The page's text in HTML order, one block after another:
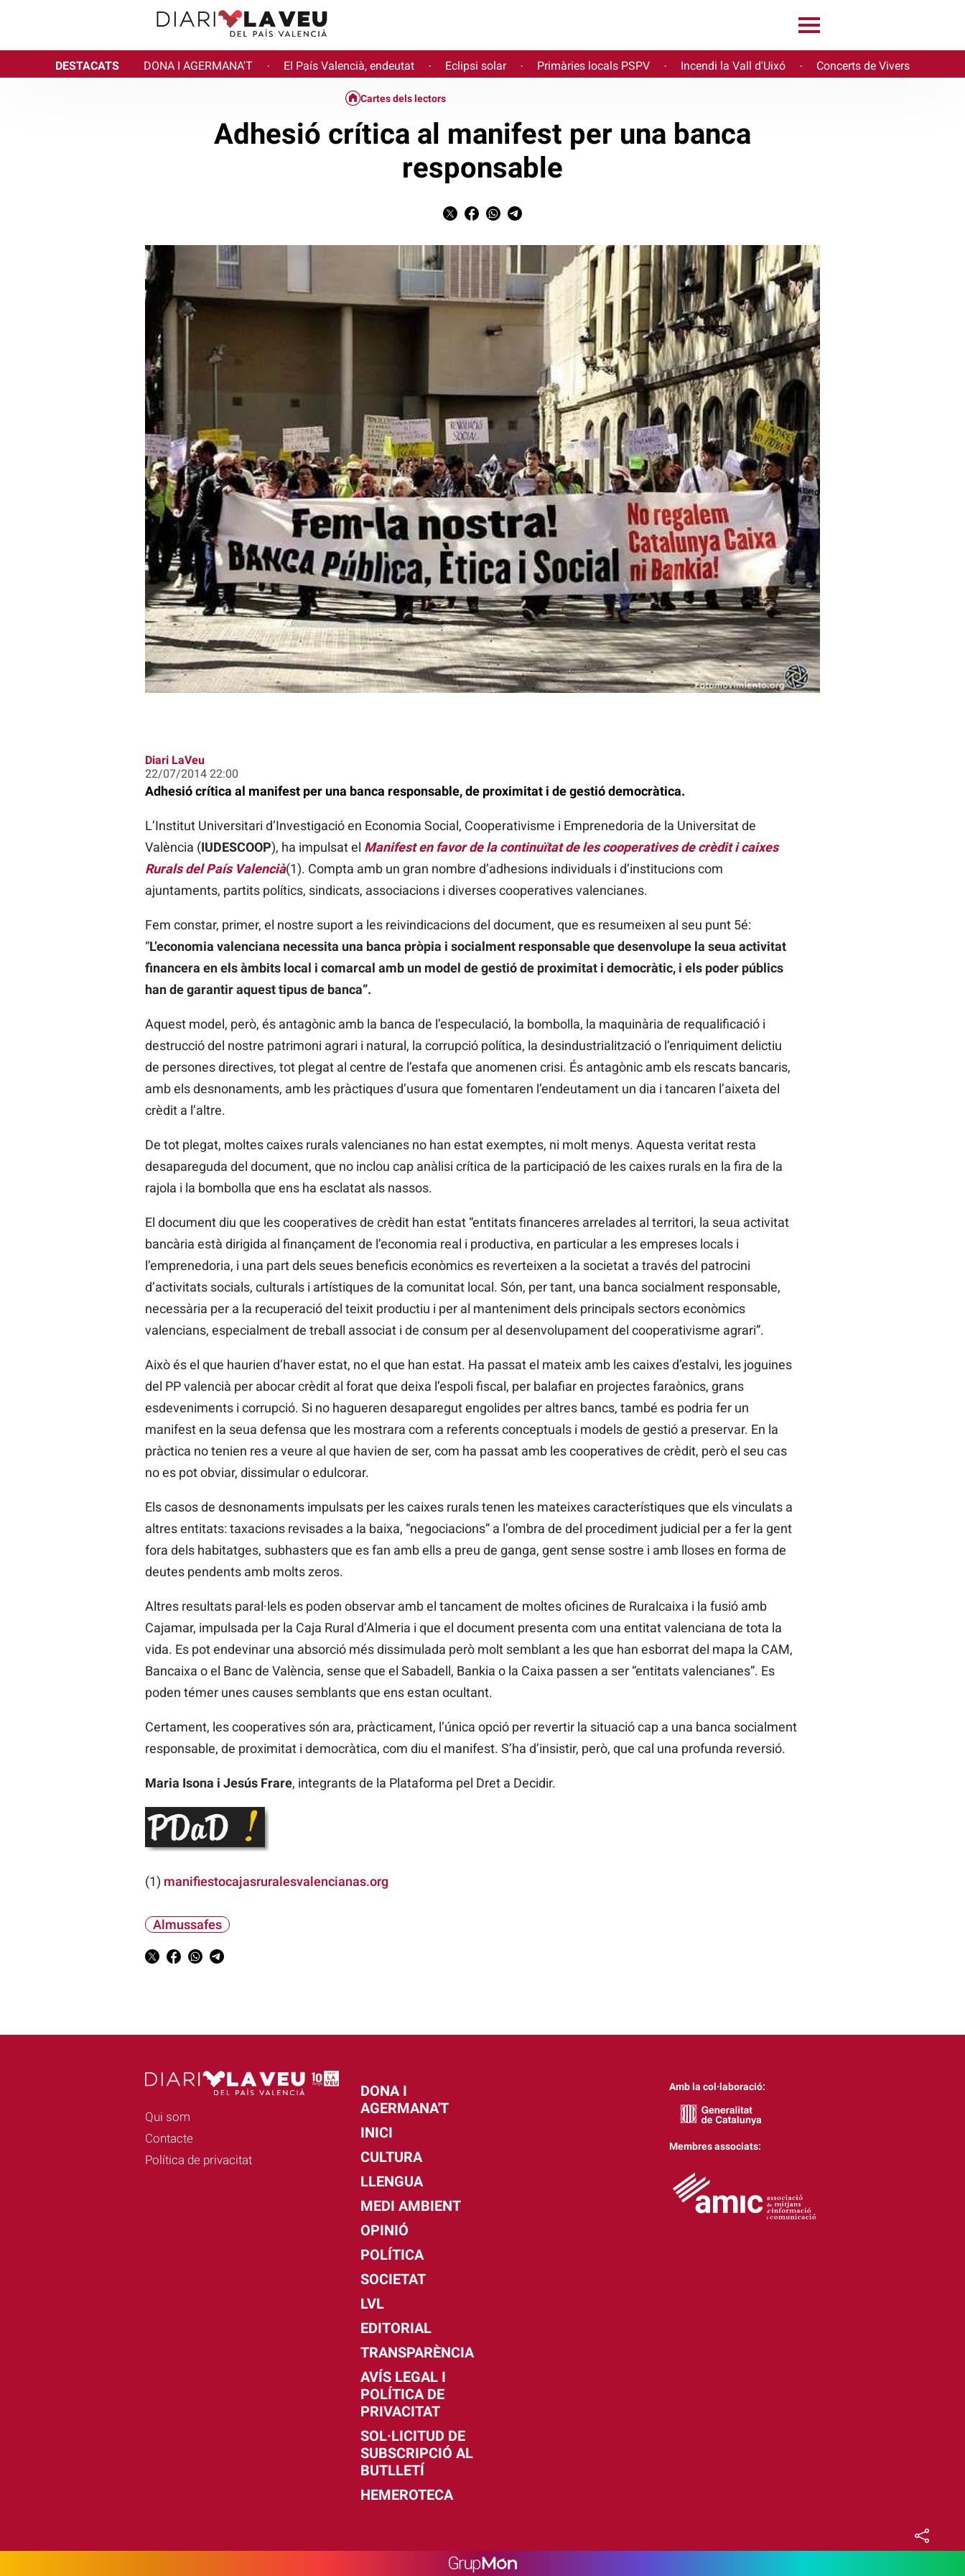
DESTACATS DONA I AGERMANA'T · El País Valencià, endeutat · Eclipsi solar · Primàries locals PSPV · Incendi la Vall d'Uixó · Concerts de Vivers
Cartes dels lectors
Adhesió crítica al manifest per una banca
responsable
Diari LaVeu
22/07/2014 22:00
Adhesió crítica al manifest per una banca responsable, de proximitat i de gestió democràtica.
L’Institut Universitari d’Investigació en Economia Social, Cooperativisme i Emprenedoria de la Universitat de
València (IUDESCOOP), ha impulsat el Manifest en favor de la continuïtat de les cooperatives de crèdit i caixes
Rurals del País Valencià(1). Compta amb un gran nombre d’adhesions individuals i d’institucions com
ajuntaments, partits polítics, sindicats, associacions i diverses cooperatives valencianes.
Fem constar, primer, el nostre suport a les reivindicacions del document, que es resumeixen al seu punt 5é:
“L’economia valenciana necessita una banca pròpia i socialment responsable que desenvolupe la seua activitat
financera en els àmbits local i comarcal amb un model de gestió de proximitat i democràtic, i els poder públics
han de garantir aquest tipus de banca”.
Aquest model, però, és antagònic amb la banca de l’especulació, la bombolla, la maquinària de requalificació i
destrucció del nostre patrimoni agrari i natural, la corrupció política, la desindustrialització o l’enriquiment delictiu
de persones directives, tot plegat al centre de l’estafa que anomenen crisi. És antagònic amb els rescats bancaris,
amb els desnonaments, amb les pràctiques d’usura que fomentaren l’endeutament un dia i tancaren l’aixeta del
crèdit a l’altre.
De tot plegat, moltes caixes rurals valencianes no han estat exemptes, ni molt menys. Aquesta veritat resta
desapareguda del document, que no inclou cap anàlisi crítica de la participació de les caixes rurals en la fira de la
rajola i la bombolla que ens ha esclatat als nassos.
El document diu que les cooperatives de crèdit han estat “entitats financeres arrelades al territori, la seua activitat
bancària està dirigida al finançament de l’economia real i productiva, en particular a les empreses locals i
l’emprenedoria, i una part dels seues beneficis econòmics es reverteixen a la societat a través del patrocini
d’activitats socials, culturals i artístiques de la comunitat local. Són, per tant, una banca socialment responsable,
necessària per a la recuperació del teixit productiu i per al manteniment dels principals sectors econòmics
valencians, especialment de treball associat i de consum per al desenvolupament del cooperativisme agrari”.
Això és el que haurien d’haver estat, no el que han estat. Ha passat el mateix amb les caixes d’estalvi, les joguines
del PP valencià per abocar crèdit al forat que deixa l’espoli fiscal, per balafiar en projectes faraònics, grans
esdeveniments i corrupció. Si no hagueren desaparegut engolides per altres bancs, també es podria fer un
manifest en la seua defensa que les mostrara com a referents conceptuals i models de gestió a preservar. En la
pràctica no tenien res a veure al que havien de ser, com ha passat amb les cooperatives de crèdit, però el seu cas
no es pot obviar, dissimular o edulcorar.
Els casos de desnonaments impulsats per les caixes rurals tenen les mateixes característiques que els vinculats a
altres entitats: taxacions revisades a la baixa, “negociacions” a l’ombra de del procediment judicial per a fer la gent
fora dels habitatges, subhasters que es fan amb ells a preu de ganga, gent sense sostre i amb lloses en forma de
deutes pendents amb molts zeros.
Altres resultats paral·lels es poden observar amb el tancament de moltes oficines de Ruralcaixa i la fusió amb
Cajamar, impulsada per la Caja Rural d’Almeria i que el document presenta com una entitat valenciana de tota la
vida. Es pot endevinar una absorció més dissimulada però molt semblant a les que han esborrat del mapa la CAM,
Bancaixa o el Banc de València, sense que el Sabadell, Bankia o la Caixa passen a ser “entitats valencianes”. Es
poden témer unes causes semblants que ens estan ocultant.
Certament, les cooperatives són ara, pràcticament, l’única opció per revertir la situació cap a una banca socialment
responsable, de proximitat i democràtica, com diu el manifest. S’ha d’insistir, però, que cal una profunda reversió.
Maria Isona i Jesús Frare, integrants de la Plataforma pel Dret a Decidir.
(1) manifiestocajasruralesvalencianas.org
Almussafes
Qui som
Contacte
Política de privacitat
DONA I
AGERMANA'T
INICI
CULTURA
LLENGUA
MEDI AMBIENT
OPINIÓ
POLÍTICA
SOCIETAT
LVL
EDITORIAL
TRANSPARÈNCIA
AVÍS LEGAL I
POLÍTICA DE
PRIVACITAT
SOL·LICITUD DE
SUBSCRIPCIÓ AL
BUTLLETÍ
HEMEROTECA
Amb la col·laboració:
Membres associats: